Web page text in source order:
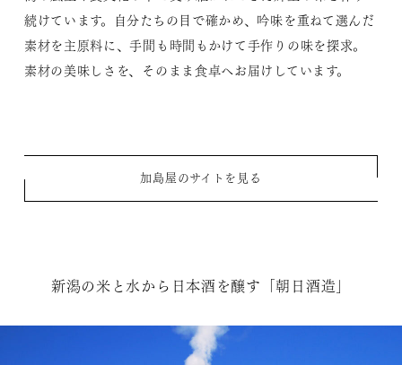
続けています。自分たちの目で確かめ、吟味を重ねて選んだ
素材を主原料に、手間も時間もかけて手作りの味を探求。
素材の美味しさを、そのまま食卓へお届けしています。
加島屋のサイトを見る
新潟の米と水から日本酒を醸す「朝日酒造」